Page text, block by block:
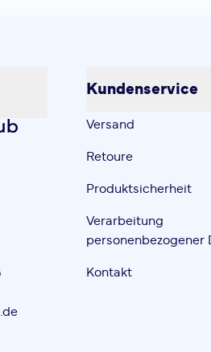
Kundenservice
Versand
Retoure
Produktsicherheit
Verarbeitung
personenbezogener
Kontakt